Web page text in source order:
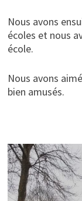
Nous avons
écoles et nous
école.
Nous avons
bien amusés.